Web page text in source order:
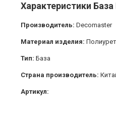
Характеристики
Производитель: Decomaster
Материал изделия:
Тип: База
Страна производитель:
Артикул: